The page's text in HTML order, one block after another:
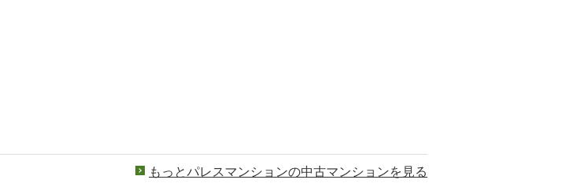
もっとパレスマンションの中古マンションを見る